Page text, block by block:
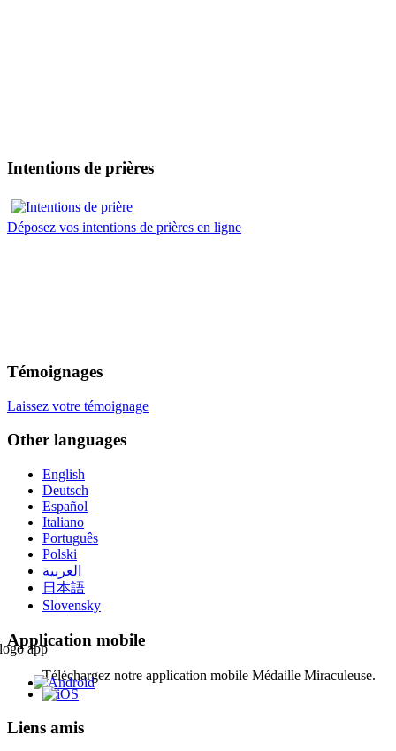
Intentions de prières
Déposez vos intentions de prières en ligne
Témoignages
Laissez votre témoignage
Other languages
English
Deutsch
Español
Italiano
Português
Polski
العربية
日本語
Slovensky
Application mobile
Téléchargez notre application mobile Médaille Miraculeuse.
Liens amis